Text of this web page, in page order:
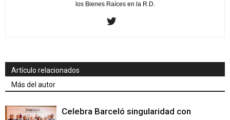
los Bienes Raíces en la R.D.
Artículo relacionados
Más del autor
Celebra Barceló singularidad con